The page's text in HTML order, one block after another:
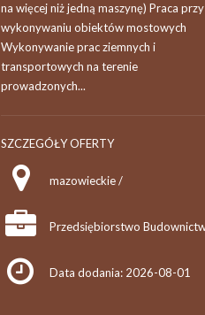
na więcej niż jedną maszynę) Praca przy
wykonywaniu obiektów mostowych
Wykonywanie prac ziemnych i
transportowych na terenie
prowadzonych...
SZCZEGÓŁY OFERTY
mazowieckie /
Data dodania: 2026-08-01